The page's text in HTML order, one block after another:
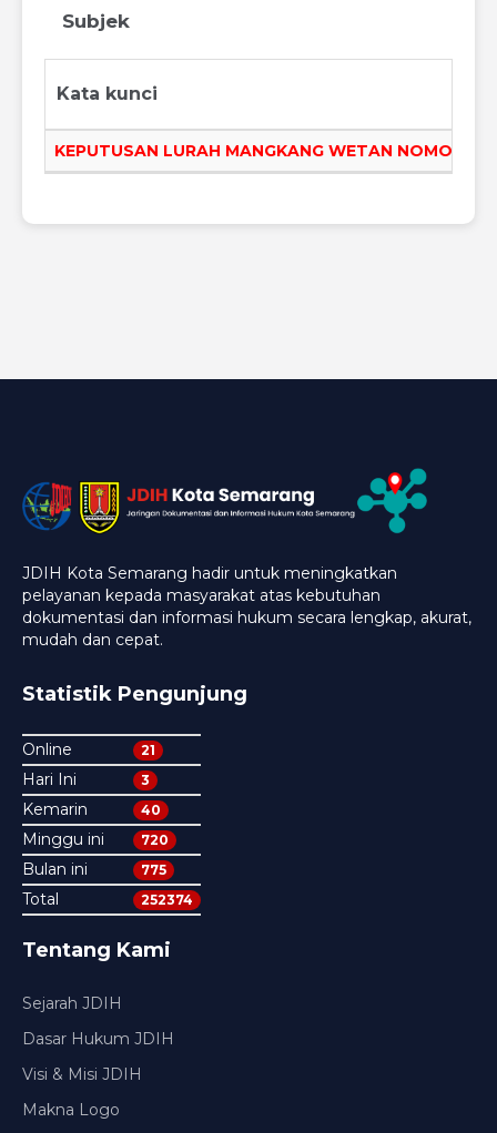
Subjek
Kata kunci
KEPUTUSAN LURAH MANGKANG WETAN NOMOR
JDIH Kota Semarang hadir untuk meningkatkan
pelayanan kepada masyarakat atas kebutuhan
dokumentasi dan informasi hukum secara lengkap, akurat,
mudah dan cepat.
Statistik Pengunjung
Online 21
Hari Ini 3
Kemarin 40
Minggu ini 720
Bulan ini 775
Total 252374
Tentang Kami
Sejarah JDIH
Dasar Hukum JDIH
Visi & Misi JDIH
Makna Logo